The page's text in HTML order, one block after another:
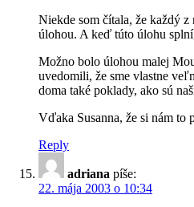
Niekde som čítala, že každý z
úlohou. A keď túto úlohu
Možno bolo úlohou malej
uvedomili, že sme vlastne
doma také poklady, ako sú
Vďaka Susanna, že si nám to
Reply
adriana píše:
22. mája 2003 o 10:34